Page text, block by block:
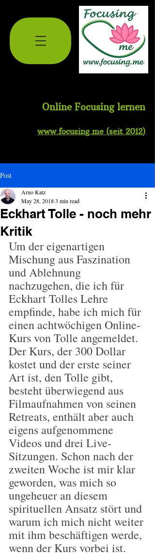
Online Focusing lernen
www.focusing.me (seit 2012)
Post
Eckhart Tolle - noch mehr
Kritik
Arno Katz
May 28, 20183 min read
Um der eigenartigen
Mischung aus Faszination
und Ablehnung
nachzugehen, die ich für
Eckhart Tolles Lehre
empfinde, habe ich mich für
einen achtwöchigen Online-
Kurs von Tolle angemeldet.
Der Kurs, der 300 Dollar
kostet und der erste seiner
Art ist, den Tolle gibt,
besteht überwiegend aus
Filmaufnahmen von seinen
Retreats, enthält aber auch
eigens aufgenommene
Videos und drei Live-
Sitzungen. Schon nach der
zweiten Woche ist mir klar
geworden, was mich so
ungeheuer an diesem
spirituellen Ansatz stört und
warum ich mich nicht weiter
mit ihm beschäftigen werde,
wenn der Kurs vorbei ist.